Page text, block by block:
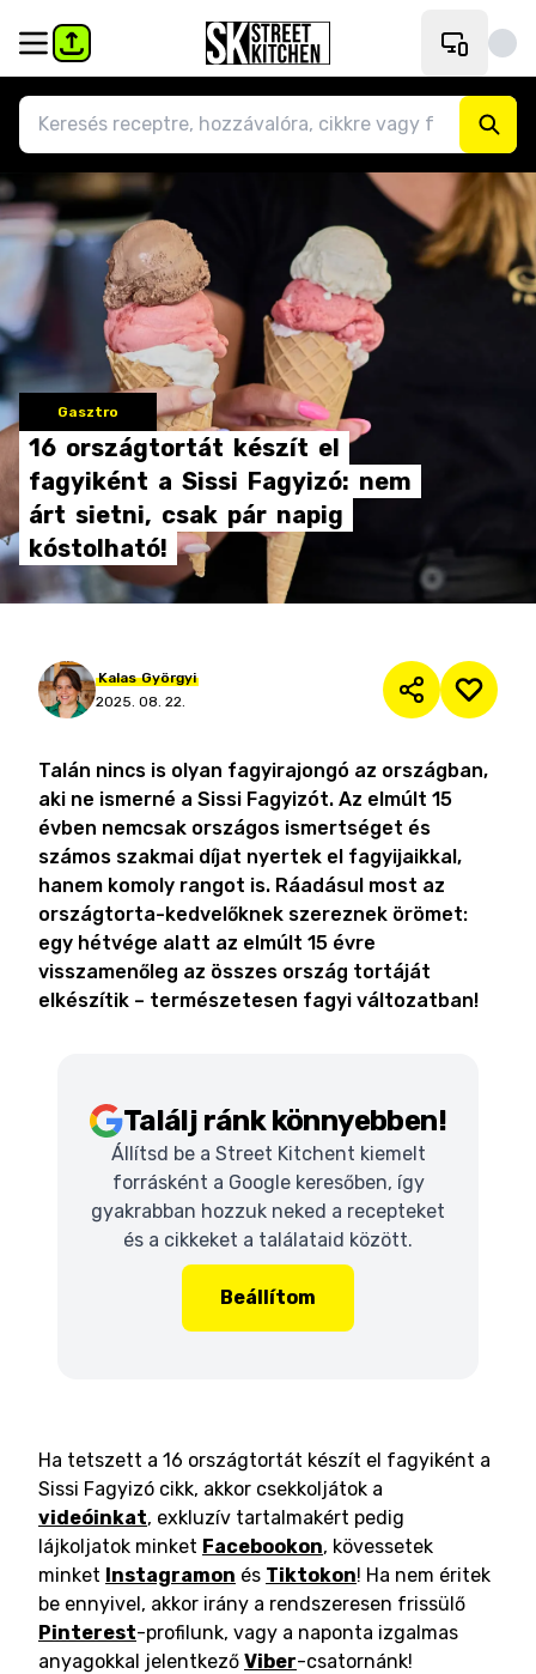
Gasztro
16 országtortát készít el
fagyiként a Sissi Fagyizó: nem
árt sietni, csak pár napig
kóstolható!
Kalas Györgyi
2025. 08. 22.
Talán nincs is olyan fagyirajongó az országban,
aki ne ismerné a Sissi Fagyizót. Az elmúlt 15
évben nemcsak országos ismertséget és
számos szakmai díjat nyertek el fagyijaikkal,
hanem komoly rangot is. Ráadásul most az
országtorta-kedvelőknek szereznek örömet:
egy hétvége alatt az elmúlt 15 évre
visszamenőleg az összes ország tortáját
elkészítik – természetesen fagyi változatban!
Találj ránk könnyebben!
Állítsd be a Street Kitchent kiemelt
forrásként a Google keresőben, így
gyakrabban hozzuk neked a recepteket
és a cikkeket a találataid között.
Beállítom
Ha tetszett a 16 országtortát készít el fagyiként a
Sissi Fagyizó cikk, akkor csekkoljátok a
videóinkat, exkluzív tartalmakért pedig
lájkoljatok minket Facebookon, kövessetek
minket Instagramon és Tiktokon! Ha nem éritek
be ennyivel, akkor irány a rendszeresen frissülő
Pinterest-profilunk, vagy a naponta izgalmas
anyagokkal jelentkező Viber-csatornánk!